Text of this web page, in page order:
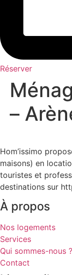
Réserver
–
Hom’issimo
maisons) en
touristes et
destinations sur
À propos
Nos logements
Services
Qui sommes-nous ?
Contact